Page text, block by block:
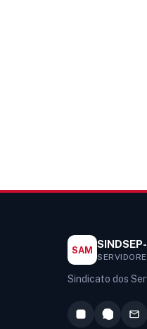
SAM
Sindicato dos